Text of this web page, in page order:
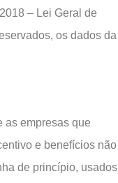
– Lei Geral de
os dados da
as empresas que
e benefícios não
de princípio, usados